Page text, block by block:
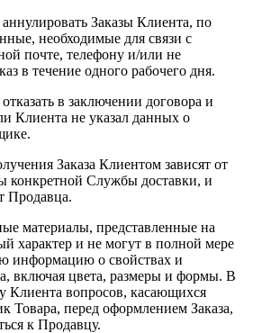
Заказы Клиента, по
необходимые для связи с
почте, телефону и/или не
в течение одного рабочего дня.
в заключении договора и
Клиента не указал данных о
Заказа Клиентом зависят от
конкретной Службы доставки, и
Продавца.
материалы, представленные на
характер и не могут в полной мере
информацию о свойствах и
включая цвета, размеры и формы. В
Клиента вопросов, касающихся
Товара, перед оформлением Заказа,
к Продавцу.